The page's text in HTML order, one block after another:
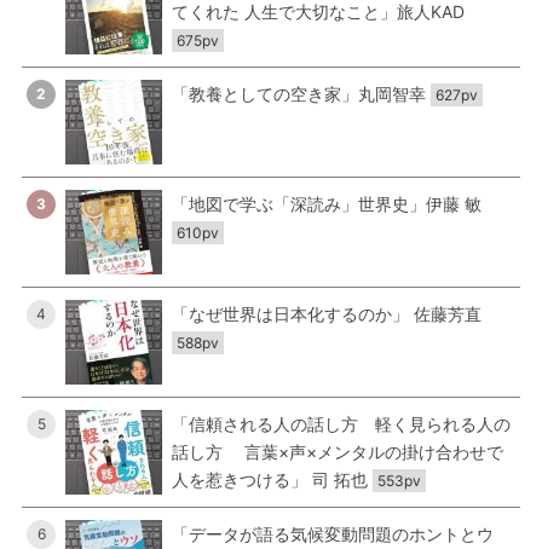
てくれた 人生で大切なこと」旅人KAD
675pv
2 「教養としての空き家」丸岡智幸 627pv
3 「地図で学ぶ「深読み」世界史」伊藤 敏
610pv
4 「なぜ世界は日本化するのか」 佐藤芳直
588pv
5
「信頼される人の話し方 軽く見られる人の
話し方 言葉×声×メンタルの掛け合わせで
人を惹きつける」 司 拓也 553pv
6
「データが語る気候変動問題のホントとウ